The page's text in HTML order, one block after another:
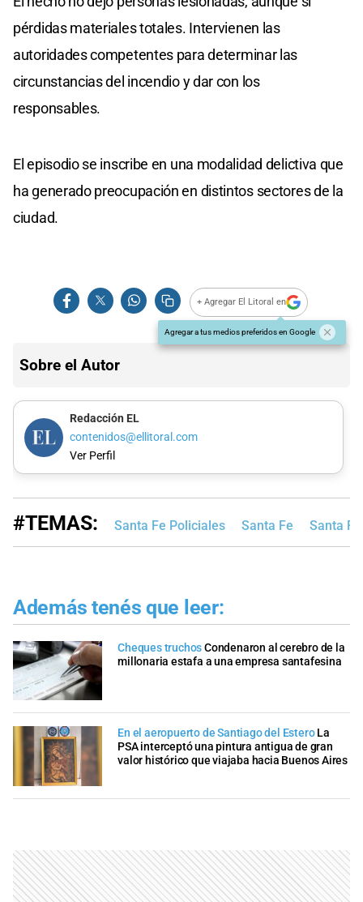
pérdidas materiales totales. Intervienen las
autoridades competentes para determinar las
circunstancias del incendio y dar con los
responsables.
El episodio se inscribe en una modalidad delictiva que
ha generado preocupación en distintos sectores de la
ciudad.
+ Agregar El Litoral en
Agregar a tus medios preferidos en Google
Sobre el Autor
Redacción EL
contenidos@ellitoral.com
Ver Perfil
#TEMAS: Santa Fe Policiales Santa Fe Santa
Además tenés que leer:
Cheques truchosCondenaron al cerebro de la
millonaria estafa a una empresa santafesina
En el aeropuerto de Santiago del Estero La
PSA interceptó una pintura antigua de gran
valor histórico que viajaba hacia Buenos Aires